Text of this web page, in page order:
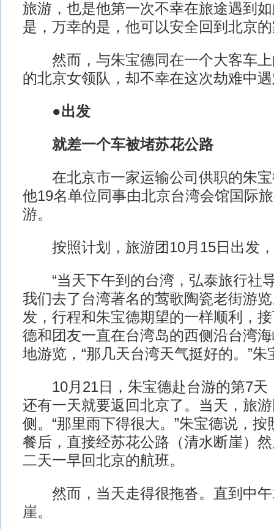
旅游，也是他第一次不幸在旅途遇到
是，万幸的是，他可以安全回到北京
然而，与朱宝德同在一个大客车上
的北京女领队，却不幸在这次劫难中
●出发
就差一个车被堵苏花公路
在北京市一家运输公司供职的朱宝
他19名单位同事由北京台湾会馆国际
游。
按照计划，旅游团10月15日出发，
“当天下午到的台湾，弘泰旅行社
我们去了台湾著名的莺歌陶瓷老街游
发，行程和朱宝德期望的一样顺利，
德和团友一直在台湾岛的西侧沿台湾
地游览，“那几天台湾天气挺好的。”朱
10月21日，朱宝德赴台游的第7天
还有一天就要返回北京了。当天，旅
侧。“那里雨下得很大。”朱宝德说，
餐后，直接经苏花公路（清水断崖）
二天一早回北京的航班。
然而，当天走得很拖沓。直到中午
崖。